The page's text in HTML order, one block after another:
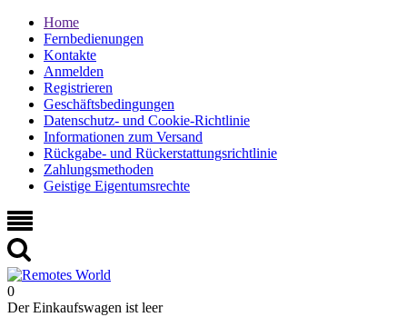
Home
Fernbedienungen
Kontakte
Anmelden
Registrieren
Geschäftsbedingungen
Datenschutz- und Cookie-Richtlinie
Informationen zum Versand
Rückgabe- und Rückerstattungsrichtlinie
Zahlungsmethoden
Geistige Eigentumsrechte
0
Der Einkaufswagen ist leer